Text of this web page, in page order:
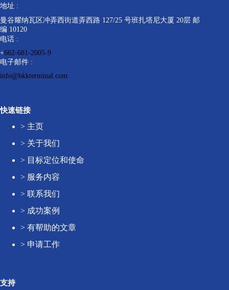
地址 :
曼谷耀纳瓦区冲弄西街道弄西路 127/25 号班扎塔尼大厦 20层 邮
编 10120
电话 :
+662-681-2005-9
电子邮件 :
info@bkkterminal.com
快速链接
> 主页
> 关于我们
> 目标定位和使命
> 服务内容
> 联系我们
> 成功案例
> 有帮助的文章
> 申请工作
支持